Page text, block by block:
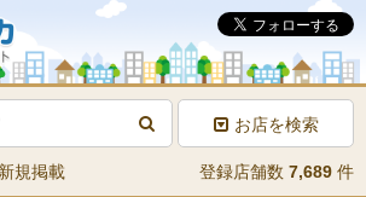
お店を検索
新規掲載 登録店舗数 7,689 件